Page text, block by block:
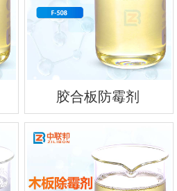
胶合板防霉剂